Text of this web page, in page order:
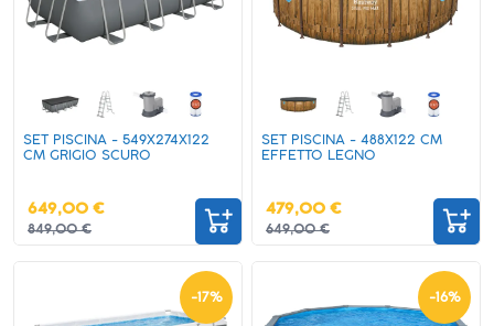
SET PISCINA - 549X274X122
CM GRIGIO SCURO
649,00 €
849,00 €
SET PISCINA - 488X122 CM
EFFETTO LEGNO
479,00 €
649,00 €
-17% -16%